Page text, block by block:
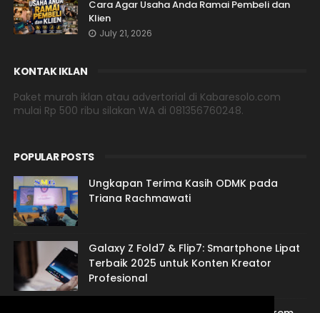
Cara Agar Usaha Anda Ramai Pembeli dan
Klien
July 21, 2026
KONTAK IKLAN
Paket murah iklan atau advertorial di Kabaresolo.com
mulai Rp 500 ribu silakan WA di 081356760248.
POPULAR POSTS
Ungkapan Terima Kasih ODMK pada
Triana Rachmawati
Galaxy Z Fold7 & Flip7: Smartphone Lipat
Terbaik 2025 untuk Konten Kreator
Profesional